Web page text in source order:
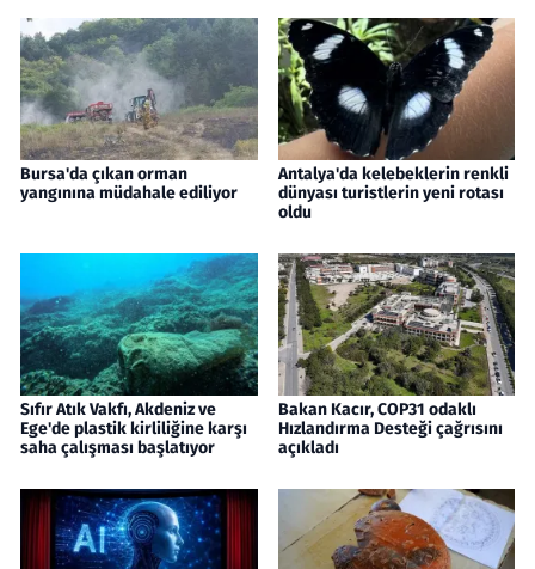
Bursa'da çıkan orman
yangınına müdahale ediliyor
Antalya'da kelebeklerin renkli
dünyası turistlerin yeni rotası
oldu
Sıfır Atık Vakfı, Akdeniz ve
Ege'de plastik kirliliğine karşı
saha çalışması başlatıyor
Bakan Kacır, COP31 odaklı
Hızlandırma Desteği çağrısını
açıkladı